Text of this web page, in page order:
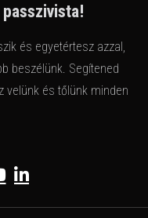
és egyetértesz azzal,
beszélünk. Segítened
velünk és tőlünk minden